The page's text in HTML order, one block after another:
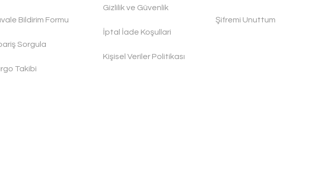
Bildirim Formu
Sorgula
Takibi
Gizlilik ve Güvenlik
İptal İade Koşullari
Kişisel Veriler Politikası
Şifremi Unuttum